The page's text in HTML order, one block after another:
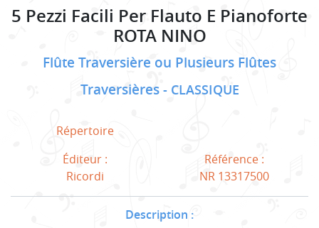
5 Pezzi Facili Per Flauto E Pianoforte
ROTA NINO
Flûte Traversière ou Plusieurs Flûtes
Traversières
CLASSIQUE
Répertoire
Éditeur :
Ricordi
Référence :
NR 13317500
Description :